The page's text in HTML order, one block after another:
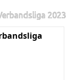
2023